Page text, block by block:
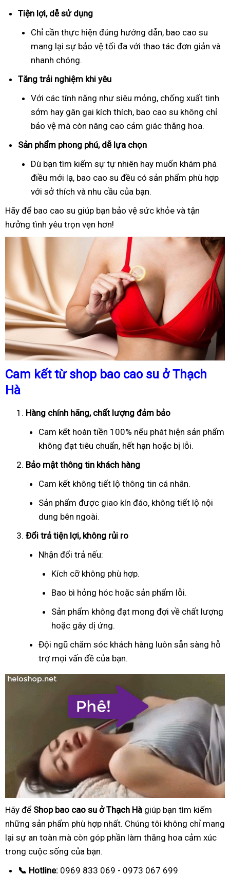
Tiện lợi, dễ sử dụng
Chỉ cần thực hiện đúng hướng dẫn, bao cao su
mang lại sự bảo vệ tối đa với thao tác đơn giản và
nhanh chóng.
Tăng trải nghiệm khi yêu
Với các tính năng như siêu mỏng, chống xuất tinh
sớm hay gân gai kích thích, bao cao su không chỉ
bảo vệ mà còn nâng cao cảm giác thăng hoa.
Sản phẩm phong phú, dễ lựa chọn
Dù bạn tìm kiếm sự tự nhiên hay muốn khám phá
điều mới lạ, bao cao su đều có sản phẩm phù hợp
với sở thích và nhu cầu của bạn.
Hãy để bao cao su giúp bạn bảo vệ sức khỏe và tận
hưởng tình yêu trọn vẹn hơn!
Cam kết từ shop bao cao su ở Thạch
Hà
Hàng chính hãng, chất lượng đảm bảo
Cam kết hoàn tiền 100% nếu phát hiện sản phẩm
không đạt tiêu chuẩn, hết hạn hoặc bị lỗi.
Bảo mật thông tin khách hàng
Cam kết không tiết lộ thông tin cá nhân.
Sản phẩm được giao kín đáo, không tiết lộ nội
dung bên ngoài.
Đổi trả tiện lợi, không rủi ro
Nhận đổi trả nếu:
Kích cỡ không phù hợp.
Bao bì hỏng hóc hoặc sản phẩm lỗi.
Sản phẩm không đạt mong đợi về chất lượng
hoặc gây dị ứng.
Đội ngũ chăm sóc khách hàng luôn sẵn sàng hỗ
trợ mọi vấn đề của bạn.
Hãy để Shop bao cao su ở Thạch Hà giúp bạn tìm kiếm
những sản phẩm phù hợp nhất. Chúng tôi không chỉ mang
lại sự an toàn mà còn góp phần làm thăng hoa cảm xúc
trong cuộc sống của bạn.
📞 Hotline: 0969 833 069 - 0973 067 699